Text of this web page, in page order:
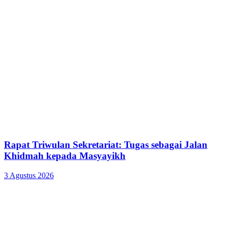
Rapat Triwulan Sekretariat: Tugas sebagai Jalan
Khidmah kepada Masyayikh
3 Agustus 2026